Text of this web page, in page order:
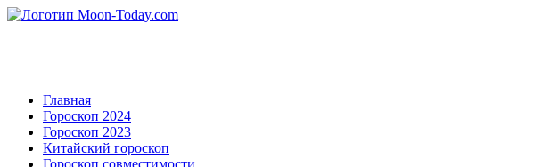
Главная
Гороскоп 2024
Гороскоп 2023
Китайский гороскоп
Гороскоп совместимости